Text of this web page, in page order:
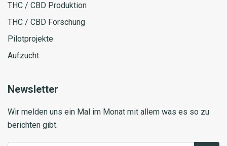
THC / CBD Produktion
THC / CBD Forschung
Pilotprojekte
Aufzucht
Newsletter
Wir melden uns ein Mal im Monat mit allem was es so zu
berichten gibt.